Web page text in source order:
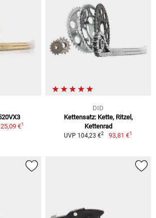
€1
DID
Kettensatz: Kette, Ritzel,
Kettenrad
UVP 104,23 €2 93,81 €1